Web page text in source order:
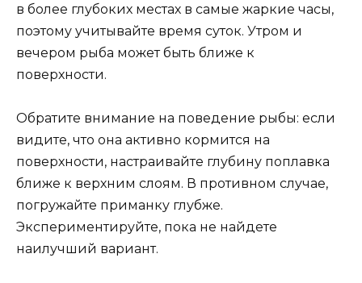
в более глубоких местах в самые жаркие часы,
поэтому учитывайте время суток. Утром и
вечером рыба может быть ближе к
поверхности.
Обратите внимание на поведение рыбы: если
видите, что она активно кормится на
поверхности, настраивайте глубину поплавка
ближе к верхним слоям. В противном случае,
погружайте приманку глубже.
Экспериментируйте, пока не найдете
наилучший вариант.